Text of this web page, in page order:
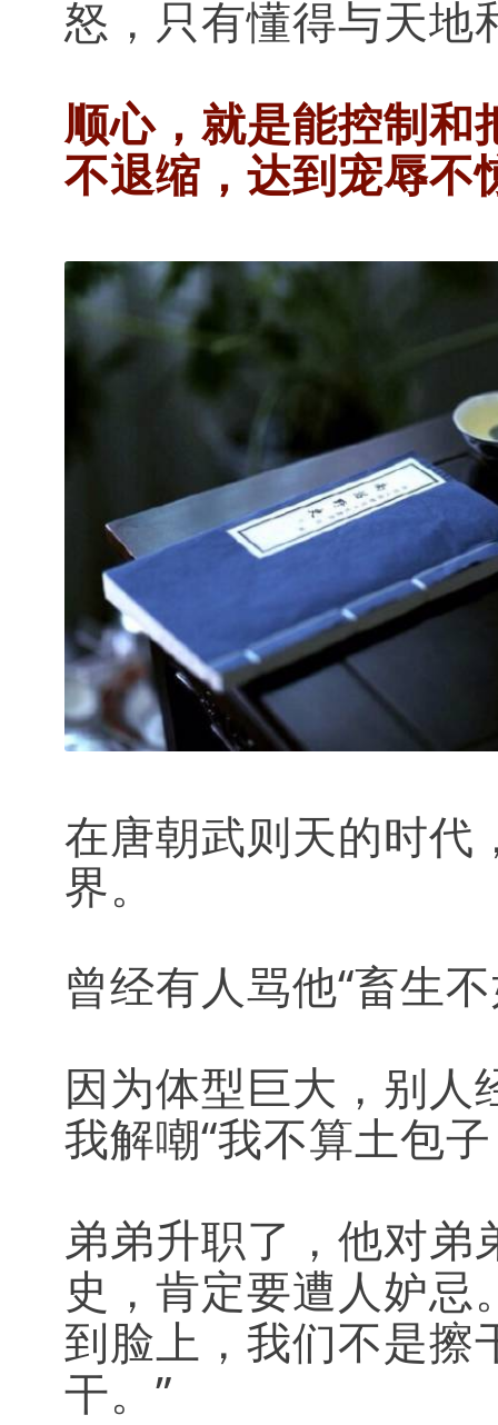
怒，只有懂得与天地
顺心，就是能控制和
不退缩，达到宠辱不
在唐朝武则天的时代
界。
曾经有人骂他“畜生
因为体型巨大，别人
我解嘲“我不算土包
弟弟升职了，他对弟
史，肯定要遭人妒
到脸上，我们不是擦
干。”